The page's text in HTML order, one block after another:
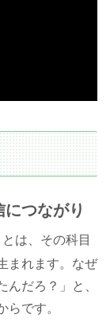
つながり
は、その科目
まれます。なぜ
だろ？」と、
らです。